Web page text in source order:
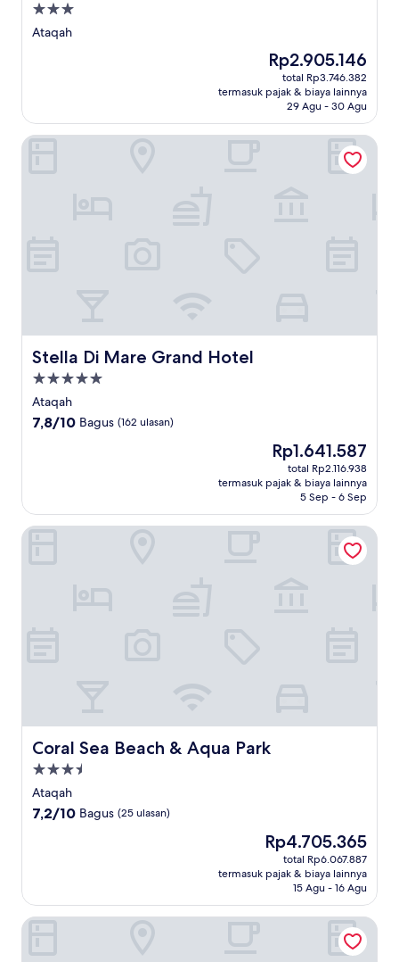
Properti
bintang
Ataqah
Harga
sekarang
Rp2.905.146
Rp2.905.146
total Rp3.746.382
termasuk pajak & biaya lainnya
29 Agu - 30 Agu
Stella Di Mare Grand Hotel
Stella Di Mare Grand Hotel
Properti
bintang
5.0
Ataqah
7.8
7,8/10 Bagus (162 ulasan)
Harga
sekarang
Rp1.641.587
Rp1.641.587
total Rp2.116.938
termasuk pajak & biaya lainnya
5 Sep - 6 Sep
Stella Di Mare Grand Hotel
Coral Sea Beach & Aqua Park
Coral Sea Beach & Aqua Park
Properti
bintang
3.5
Ataqah
7.2
7,2/10 Bagus (25 ulasan)
Harga
sekarang
Rp4.705.365
Rp4.705.365
total Rp6.067.887
termasuk pajak & biaya lainnya
15 Agu - 16 Agu
Coral Sea Beach & Aqua Park
Regina Resort El Sokhna